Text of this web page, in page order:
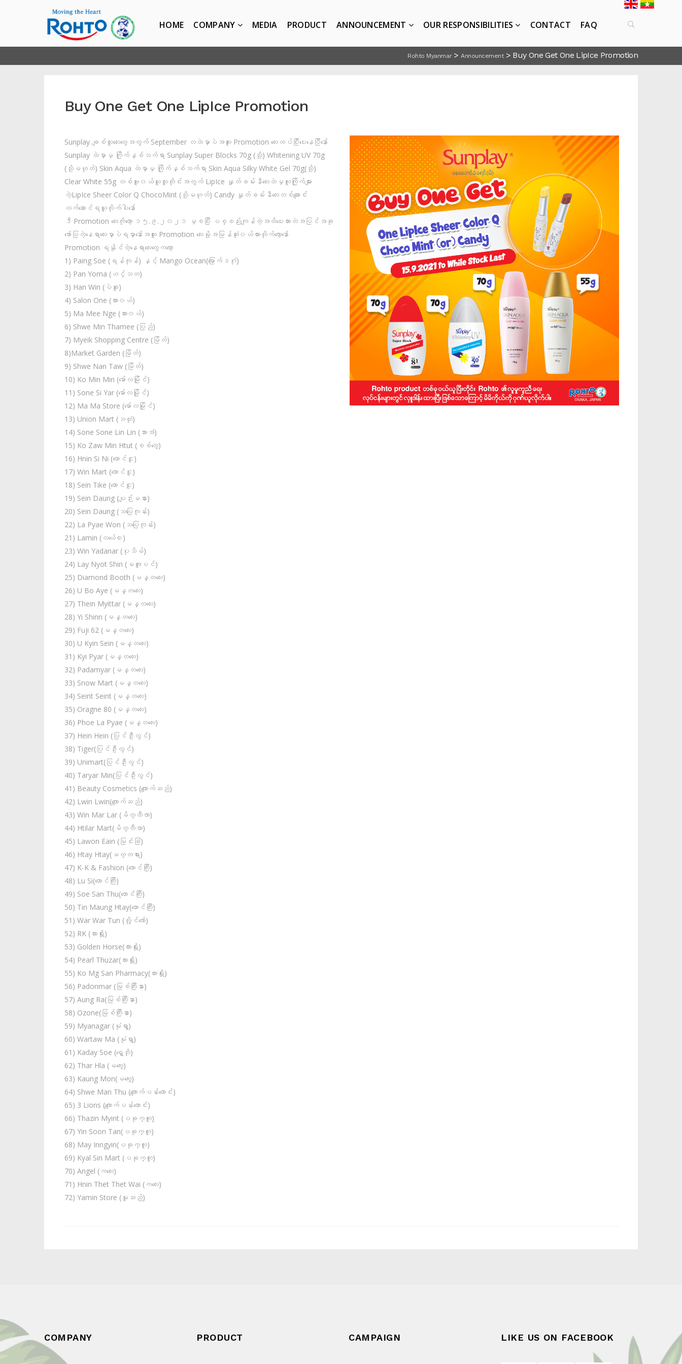
HOME COMPANY MEDIA PRODUCT ANNOUNCEMENT OUR RESPONSIBILITIES CONTACT FAQ
Rohto Myanmar>Announcement> Buy One Get One LipIce Promotion
Buy One Get One LipIce Promotion
Sunplay ချစ်သူလေးတွေအတွက် September လထဲမှာပဲအထူး Promotion လေးထပ်ပြီးပေးနေပြီနော်
Sunplay ထဲမှာမှ ကြိုက်နှစ်သက်ရာ Sunplay Super Blocks 70g (သို့) Whitening UV 70g
(သို့မဟုတ်) Skin Aqua ထဲမှာမှ ကြိုက်နှစ်သက်ရာ Skin Aqua Silky White Gel 70g(သို့)
Clear White 55g တစ်ဗူး၀ယ်ယူသူတိုင်းအတွက် LipIce နှုတ်ခမ်းနီလေးထဲမှလူကြိုက်များ
တဲ့LipIce Sheer Color Q ChocoMint (သို့မဟုတ်) Candy နှုတ်ခမ်းနီလေးတစ်ချောင်း
လက်ဆောင်ရယူလိုက်ပါနော်
ဒီ Promotion လေးကိုတော့ ၁၅.၉.၂၀၂၁ မှစပြီး ပစ္စည်းကျန်တဲ့အထိပေးထားတဲအပြင်အခု
ဖော်ပြတဲ့နေရာလေးမှာပဲရမှာနော်အထူး Promotion လေးမို့အမြန်ဆုံး၀ယ်ထားလိုက်တော့နော်
Promotion ရနိုင်တဲ့နေရာလေးတွေကတော့
1) Paing Soe (ရန်ကုန်) နှင့် Mango Ocean(မြောက်ဒဂုံ)
2) Pan Yoma (ဟင်္သတ)
3) Han Win (ပဲခူး)
4) Salon One (ထား၀ယ်)
5) Ma Mee Nge (ထား၀ယ်)
6) Shwe Min Thamee (ပြည်)
7) Myeik Shopping Centre (မြိတ်)
8)Market Garden (မြိတ်)
9) Shwe Nan Taw (မြိတ်)
10) Ko Min Min (မော်လမြိုင်)
11) Sone Si Yar (မော်လမြိုင်)
12) Ma Ma Store (မော်လမြိုင်)
13) Union Mart (သထုံ)
14) Sone Sone Lin Lin (ဘားအံ)
15) Ko Zaw Min Htut (စစ်တွေ)
16) Hnin Si Ni (တောင်ငူ)
17) Win Mart (တောင်ငူ)
18) Sein Tike (တောင်ငူ)
19) Sein Daung (ပျဉ်းမနား)
20) Sein Daung (သပြေကုန်း)
22) La Pyae Won (သပြေကုန်း)
21) Lamin (လယ်‌ေ၀း)
23) Win Yadanar (ပုသိမ်)
24) Lay Nyot Shin (မအူပင်)
25) Diamond Booth (မန္တလေး)
26) U Bo Aye (မန္တလေး)
27) Thein Myittar (မန္တလေး)
28) Yi Shinn (မန္တလေး)
29) Fuji 62 (မန္တလေး)
30) U Kyin Sein (မန္တလေး)
31) Kyi Pyar (မန္တလေး)
32) Padamyar (မန္တလေး)
33) Snow Mart (မန္တလေး)
34) Seint Seint (မန္တလေး)
35) Oragne 80 (မန္တလေး)
36) Phoe La Pyae (မန္တလေး)
37) Hein Hein (ပြင်ဦးလွင်)
38) Tiger(ပြင်ဦးလွင်)
39) Unimart(ပြင်ဦးလွင်)
40) Taryar Min(ပြင်ဦးလွင်)
41) Beauty Cosmetics (ကျောက်ဆည်)
42) Lwin Lwin(ကျောက်ဆည်)
43) Win Mar Lar (မိတ္ထီလာ)
44) Htilar Mart(မိတ္ထီလာ)
45) Lawon Eain (မြင်းခြံ)
46) Htay Htay(မတ္တရား)
47) K-K & Fashion (တောင်ကြီး)
48) Lu Si(တောင်ကြီး)
49) Soe San Thu(တောင်ကြီး)
50) Tin Maung Htay(တောင်ကြီး)
51) War War Tun (လွိုင်ကော်)
52) RK (လားရှိုး)
53) Golden Horse(လားရှိုး)
54) Pearl Thuzar(လားရှိုး)
55) Ko Mg San Pharmacy(လားရှိုး)
56) Padonmar (မြစ်ကြီးနား)
57) Aung Ra(မြစ်ကြီးနား)
58) Ozone(မြစ်ကြီးနား)
59) Myanagar (မုံရွာ)
60) Wartaw Ma (မုံရွာ)
61) Kaday Soe (ရွှေဘို)
62) Thar Hla (မကွေး)
63) Kaung Mon(မကွေး)
64) Shwe Man Thu (ကျောက်ပန်းတောင်း)
65) 3 Lions (ကျောက်ပန်းတောင်း)
66) Thazin Myint (ပခုက္ကူ)
67) Yin Soon Tan(ပခုက္ကူ)
68) May Inngyin(ပခုက္ကူ)
69) Kyal Sin Mart (ပခုက္ကူ)
70) Angel (ကလေး)
71) Hnin Thet Thet Wai (ကလေး)
72) Yamin Store (မူဆည်)
COMPANY PRODUCT CAMPAIGN LIKE US ON FACEBOOK